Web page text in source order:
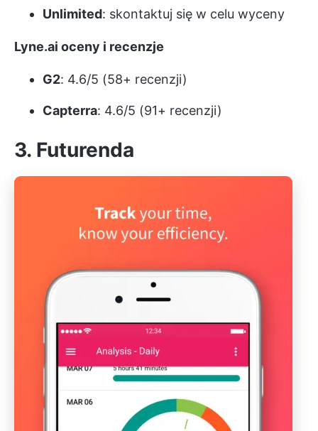
Unlimited: skontaktuj się w celu wyceny
Lyne.ai oceny i recenzje
G2: 4.6/5 (58+ recenzji)
Capterra: 4.6/5 (91+ recenzji)
3. Futurenda